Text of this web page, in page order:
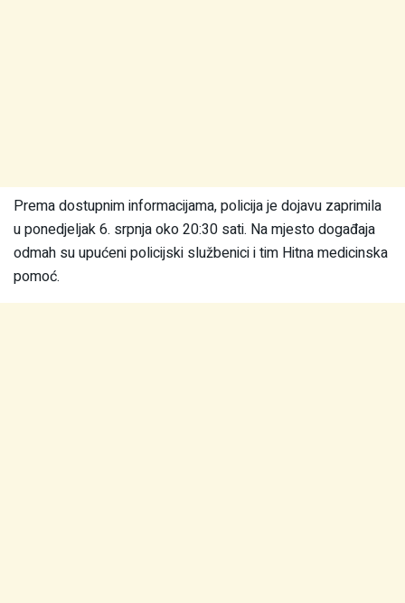
Prema dostupnim informacijama, policija je dojavu zaprimila
u ponedjeljak 6. srpnja oko 20:30 sati. Na mjesto događaja
odmah su upućeni policijski službenici i tim Hitna medicinska
pomoć.